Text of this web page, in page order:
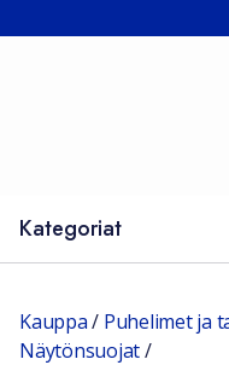
Kategoriat
Kauppa/ Puhelimet ja
Näytönsuojat/